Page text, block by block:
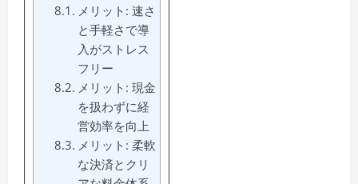
メリット: 速さ
と手軽さで導
入がストレス
フリー
メリット: 現金
を扱わずに経
営効率を向上
メリット: 柔軟
な決済とクリ